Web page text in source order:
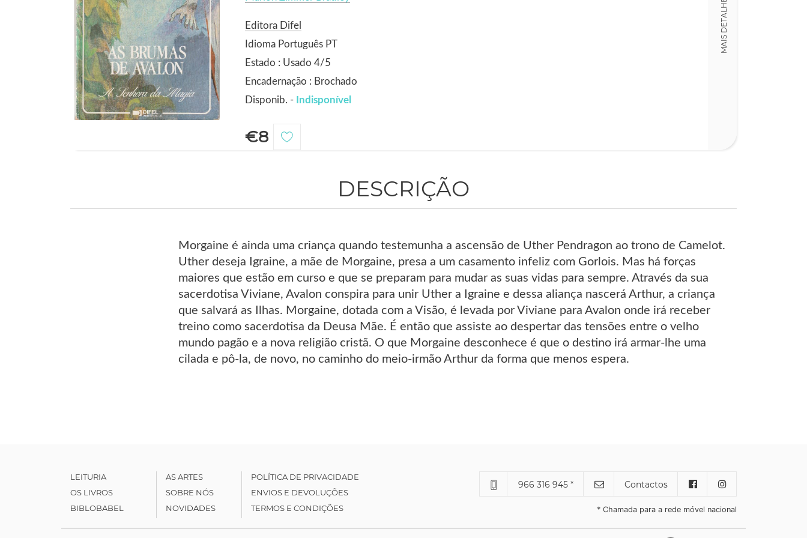
Editora Difel
Idioma Português PT
Estado : Usado 4/5
Encadernação : Brochado
Disponib. - Indisponível
€8
MAIS DETALHES
DESCRIÇÃO
Morgaine é ainda uma criança quando testemunha a ascensão de Uther Pendragon ao trono de Camelot.
Uther deseja Igraine, a mãe de Morgaine, presa a um casamento infeliz com Gorlois. Mas há forças
maiores que estão em curso e que se preparam para mudar as suas vidas para sempre. Através da sua
sacerdotisa Viviane, Avalon conspira para unir Uther a Igraine e dessa aliança nascerá Arthur, a criança
que salvará as Ilhas. Morgaine, dotada com a Visão, é levada por Viviane para Avalon onde irá receber
treino como sacerdotisa da Deusa Mãe. É então que assiste ao despertar das tensões entre o velho
mundo pagão e a nova religião cristã. O que Morgaine desconhece é que o destino irá armar-lhe uma
cilada e pô-la, de novo, no caminho do meio-irmão Arthur da forma que menos espera.
LEITURIA
OS LIVROS
BIBLOBABEL
AS ARTES
SOBRE NÓS
NOVIDADES
POLÍTICA DE PRIVACIDADE
ENVIOS E DEVOLUÇÕES
TERMOS E CONDIÇÕES
966 316 945 * Contactos
* Chamada para a rede móvel nacional